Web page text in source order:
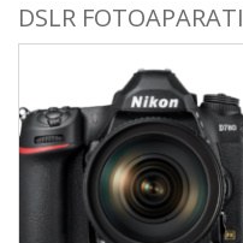
DSLR FOTOAPARATI